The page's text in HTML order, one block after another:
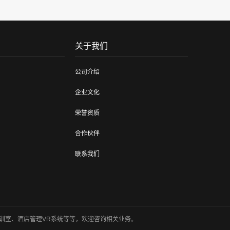
关于我们
公司介绍
企业文化
荣誉资质
合作伙伴
联系我们
、酒店管理VR系统等等，欢迎咨询相关业务。